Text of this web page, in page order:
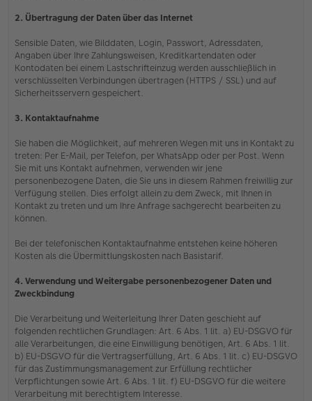
2. Übertragung der Daten über das Internet
Sensible Daten, wie Bilddaten, Login, Passwort, Adressdaten,
Angaben über Ihre Zahlungsweisen, Kreditkartendaten oder
Kontodaten bei einem Lastschrifteinzug werden ausschließlich in
verschlüsselten Verbindungen übertragen (HTTPS / SSL) und auf
Sicherheitsservern gespeichert.
3. Kontaktaufnahme
Sie haben die Möglichkeit, auf mehreren Wegen mit uns in Kontakt zu
treten: Per E-Mail, per Telefon, per WhatsApp oder per Post. Wenn
Sie mit uns Kontakt aufnehmen, verwenden wir jene
personenbezogene Daten, die Sie uns in diesem Rahmen freiwillig zur
Verfügung stellen. Dies erfolgt allein zu dem Zweck, mit Ihnen in
Kontakt zu treten und um Ihre Anfrage sachgerecht bearbeiten zu
können.
Bei der telefonischen Kontaktaufnahme entstehen keine höheren
Kosten als die Übermittlungskosten nach Basistarif.
4. Verwendung und Weitergabe personenbezogener Daten und
Zweckbindung
Die Verarbeitung und Weiterleitung Ihrer Daten geschieht auf
folgenden rechtlichen Grundlagen: Art. 6 Abs. 1 lit. a) EU-DSGVO für
alle Verarbeitungen, die eine Einwilligung benötigen, Art. 6 Abs. 1 lit.
b) EU-DSGVO für die Vertragserfüllung, Art. 6 Abs. 1 lit. c) EU-DSGVO
für das Zustimmungsmanagement zur Erfüllung rechtlicher
Verpflichtungen sowie Art. 6 Abs. 1 lit. f) EU-DSGVO für die weitere
Verarbeitung mit berechtigtem Interesse.